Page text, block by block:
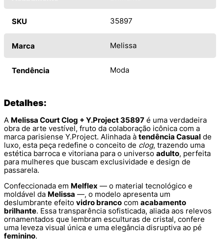
SKU 35897
Marca Melissa
Tendência Moda
Detalhes:
A Melissa Court Clog + Y.Project 35897 é uma verdadeira
obra de arte vestível, fruto da colaboração icônica com a
marca parisiense Y.Project. Alinhada à tendência Casual de
luxo, esta peça redefine o conceito de clog, trazendo uma
estética barroca e vitoriana para o universo adulto, perfeita
para mulheres que buscam exclusividade e design de
passarela.
Confeccionada em Melflex — o material tecnológico e
moldável da Melissa —, o modelo apresenta um
deslumbrante efeito vidro branco com acabamento
brilhante. Essa transparência sofisticada, aliada aos relevos
ornamentados que lembram esculturas de cristal, confere
uma leveza visual única e uma elegância disruptiva ao pé
feminino.